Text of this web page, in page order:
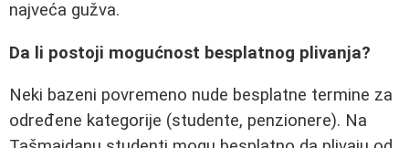
najveća gužva.
Da li postoji mogućnost besplatnog plivanja?
Neki bazeni povremeno nude besplatne termine za
određene kategorije (studente, penzionere). Na